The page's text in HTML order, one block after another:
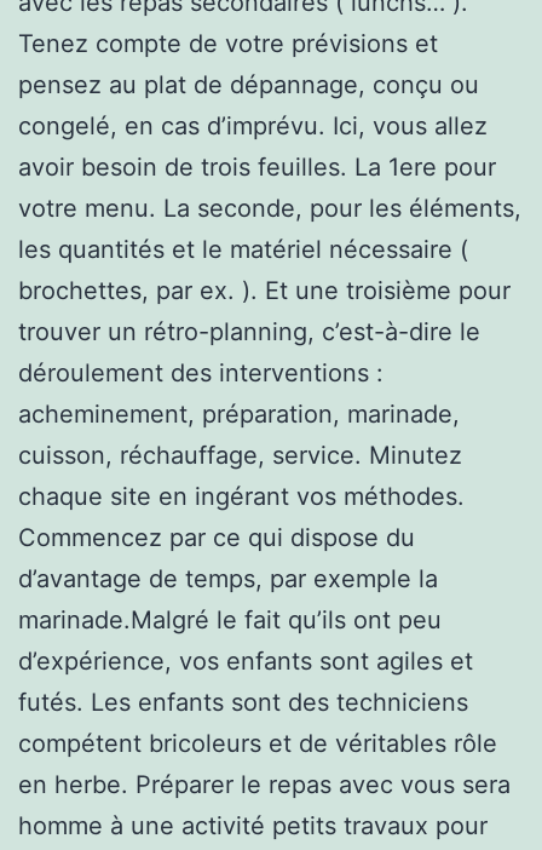
Tenez compte de votre prévisions et
pensez au plat de dépannage, conçu ou
congelé, en cas d’imprévu. Ici, vous allez
avoir besoin de trois feuilles. La 1ere pour
votre menu. La seconde, pour les éléments,
les quantités et le matériel nécessaire (
brochettes, par ex. ). Et une troisième pour
trouver un rétro-planning, c’est-à-dire le
déroulement des interventions :
acheminement, préparation, marinade,
cuisson, réchauffage, service. Minutez
chaque site en ingérant vos méthodes.
Commencez par ce qui dispose du
d’avantage de temps, par exemple la
marinade.Malgré le fait qu’ils ont peu
d’expérience, vos enfants sont agiles et
futés. Les enfants sont des techniciens
compétent bricoleurs et de véritables rôle
en herbe. Préparer le repas avec vous sera
homme à une activité petits travaux pour